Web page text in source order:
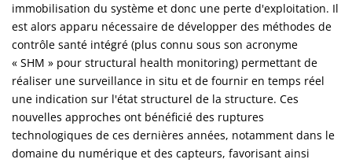
immobilisation du système et donc une perte d'exploitation. Il
est alors apparu nécessaire de développer des méthodes de
contrôle santé intégré (plus connu sous son acronyme
« SHM » pour structural health monitoring) permettant de
réaliser une surveillance in situ et de fournir en temps réel
une indication sur l'état structurel de la structure. Ces
nouvelles approches ont bénéficié des ruptures
technologiques de ces dernières années, notamment dans le
domaine du numérique et des capteurs, favorisant ainsi